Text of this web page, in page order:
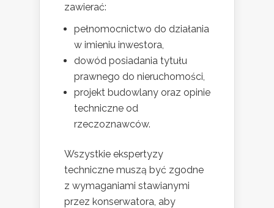
zawierać:
pełnomocnictwo do działania
w imieniu inwestora,
dowód posiadania tytułu
prawnego do nieruchomości,
projekt budowlany oraz opinie
techniczne od
rzeczoznawców.
Wszystkie ekspertyzy
techniczne muszą być zgodne
z wymaganiami stawianymi
przez konserwatora, aby